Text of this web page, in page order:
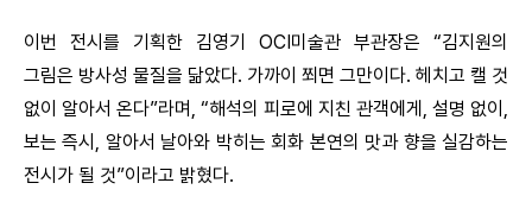
이번 전시를 기획한 김영기 OCI미술관 부관장은 “김지원의
그림은 방사성 물질을 닮았다. 가까이 쬐면 그만이다. 헤치고 캘 것
없이 알아서 온다”라며, “해석의 피로에 지친 관객에게, 설명 없이,
보는 즉시, 알아서 날아와 박히는 회화 본연의 맛과 향을 실감하는
전시가 될 것”이라고 밝혔다.